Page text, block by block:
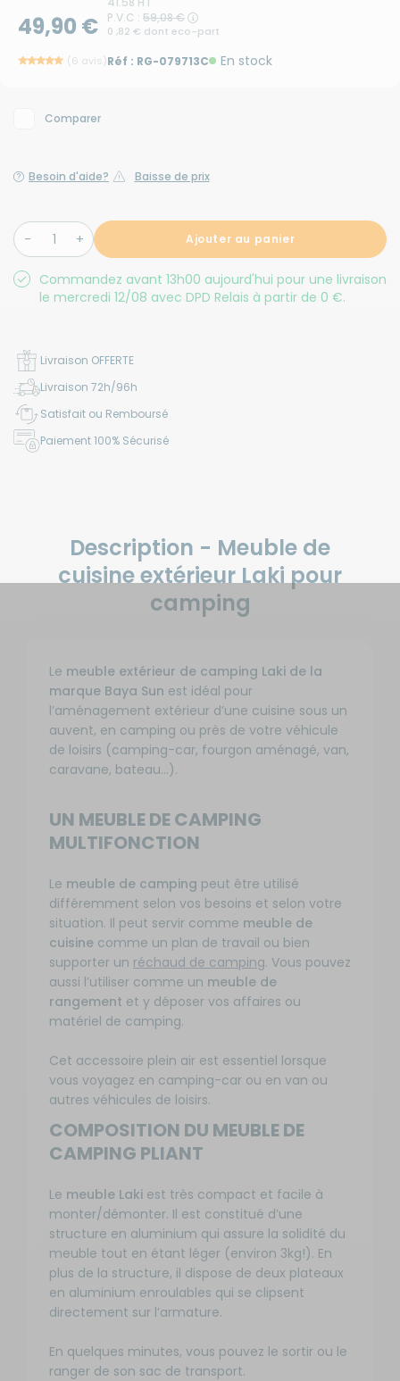
49,90 €
P.V.C : 59,08 €
0 ,82 € dont eco-part
(6 avis)Réf : RG-079713C En stock
Comparer
Besoin d'aide? Baisse de prix
Ajouter au panier
Commandez avant 13h00 aujourd'hui pour une livraison
le mercredi 12/08 avec DPD Relais à partir de 0 €.
Livraison OFFERTE
Livraison 72h/96h
Satisfait ou Remboursé
Paiement 100% Sécurisé
Description - Meuble de
cuisine extérieur Laki pour
camping
Le meuble extérieur de camping Laki de la
marque Baya Sun est idéal pour
l’aménagement extérieur d’une cuisine sous un
auvent, en camping ou près de votre véhicule
de loisirs (camping-car, fourgon aménagé, van,
caravane, bateau…).
UN MEUBLE DE CAMPING
MULTIFONCTION
Le meuble de camping peut être utilisé
différemment selon vos besoins et selon votre
situation. Il peut servir comme meuble de
cuisine comme un plan de travail ou bien
supporter un réchaud de camping. Vous pouvez
aussi l’utiliser comme un meuble de
rangement et y déposer vos affaires ou
matériel de camping.
Cet accessoire plein air est essentiel lorsque
vous voyagez en camping-car ou en van ou
autres véhicules de loisirs.
COMPOSITION DU MEUBLE DE
CAMPING PLIANT
Le meuble Laki est très compact et facile à
monter/démonter. Il est constitué d’une
structure en aluminium qui assure la solidité du
meuble tout en étant léger (environ 3kg!). En
plus de la structure, il dispose de deux plateaux
en aluminium enroulables qui se clipsent
directement sur l’armature.
En quelques minutes, vous pouvez le sortir ou le
ranger de son sac de transport.